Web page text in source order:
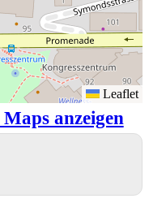
Leaflet
anzeigen